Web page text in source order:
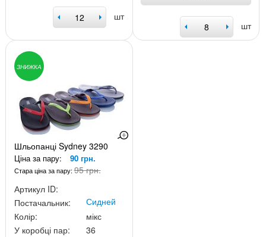
шт
шт
ЗНИЖКА
Шльопанці Sydney 3290
Ціна за пару: 90 грн.
Стара ціна за пару:95 грн.
Артикул ID:
Постачальник:
Сидней
Колір:
мікс
У коробці пар:
36